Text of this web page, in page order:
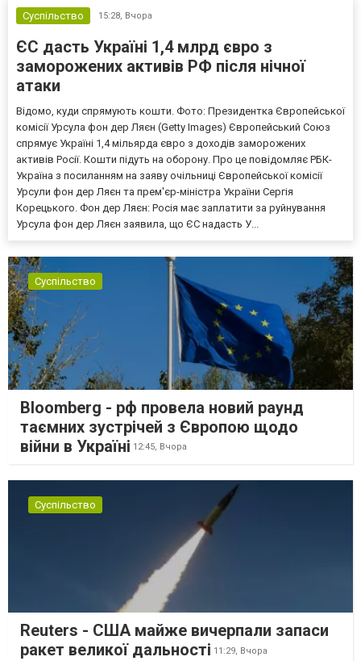
Суспільство 15:28, Вчора
ЄС дасть Україні 1,4 млрд євро з
заморожених активів РФ після нічної
атаки
Відомо, куди спрямують кошти. Фото: Президентка Європейської
комісії Урсула фон дер Ляєн (Getty Images) Європейський Союз
спрямує Україні 1,4 мільярда євро з доходів заморожених
активів Росії. Кошти підуть на оборону. Про це повідомляє РБК-
Україна з посиланням на заяву очільниці Європейської комісії
Урсули фон дер Ляєн та прем'єр-міністра України Сергія
Корецького. Фон дер Ляєн: Росія має заплатити за руйнування
Урсула фон дер Ляєн заявила, що ЄС надасть У...
Суспільство
Bloomberg - рф провела новий раунд
таємних зустрічей з Європою щодо
війни в Україні 12:45, Вчора
Суспільство
Reuters - США майже вичерпали запаси
ракет великої дальності 11:29, Вчора